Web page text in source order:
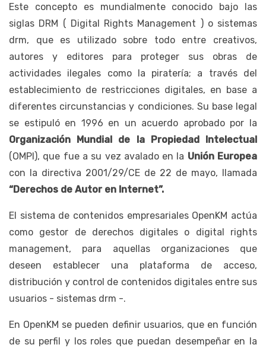
Este concepto es mundialmente conocido bajo las
siglas DRM ( Digital Rights Management ) o sistemas
drm, que es utilizado sobre todo entre creativos,
autores y editores para proteger sus obras de
actividades ilegales como la piratería; a través del
establecimiento de restricciones digitales, en base a
diferentes circunstancias y condiciones. Su base legal
se estipuló en 1996 en un acuerdo aprobado por la
Organización Mundial de la Propiedad Intelectual
(OMPI), que fue a su vez avalado en la Unión Europea
con la directiva 2001/29/CE de 22 de mayo, llamada
“Derechos de Autor en Internet”.
El sistema de contenidos empresariales OpenKM actúa
como gestor de derechos digitales o digital rights
management, para aquellas organizaciones que
deseen establecer una plataforma de acceso,
distribución y control de contenidos digitales entre sus
usuarios - sistemas drm -.
En OpenKM se pueden definir usuarios, que en función
de su perfil y los roles que puedan desempeñar en la